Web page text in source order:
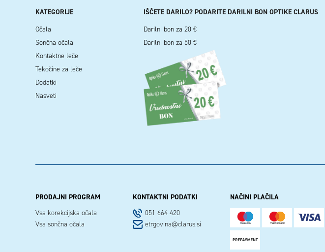
KATEGORIJE
Očala
Sončna očala
Kontaktne leče
Tekočine za leče
Dodatki
Nasveti
IŠČETE DARILO? PODARITE DARILNI BON OPTIKE CLARUS
Darilni bon za 20 €
Darilni bon za 50 €
PRODAJNI PROGRAM
Vsa korekcijska očala
Vsa sončna očala
KONTAKTNI PODATKI
051 664 420
etrgovina@clarus.si
NAČINI PLAČILA